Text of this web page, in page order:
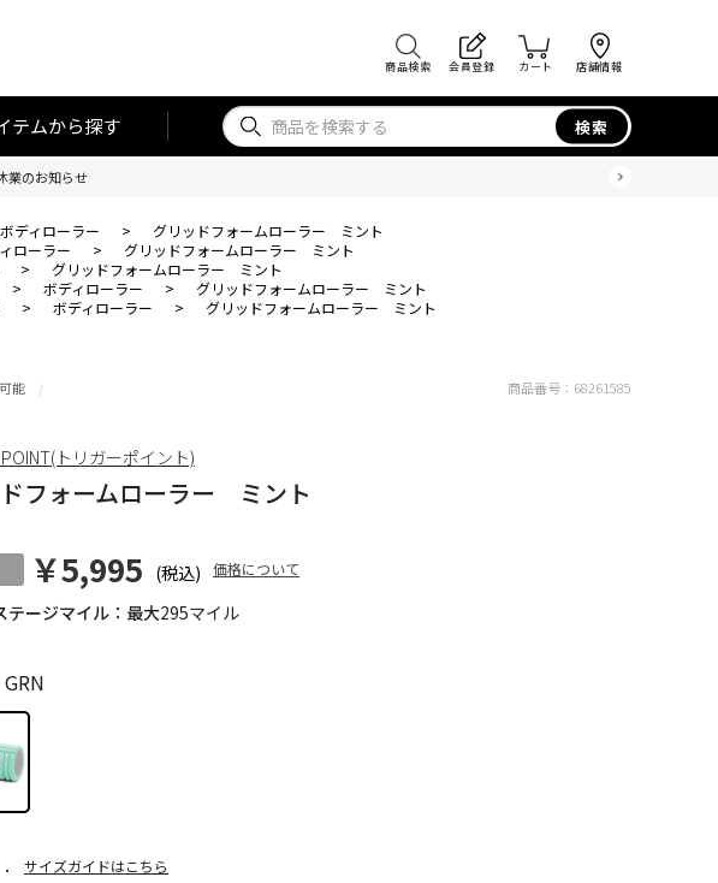
商品検索 会員登録 カート 店舗情報
テムから探す 検索
業のお知らせ
ボディローラー >
グリッドフォームローラー ミント
ローラー >
グリッドフォームローラー ミント
>
グリッドフォームローラー ミント
> ボディローラー >
グリッドフォームローラー ミント
> ボディローラー > グリッドフォームローラー ミント
テージマイル：最大295マイル
能
フォームローラー ミント
￥5,995 (税込) 価格について
サイズガイドはこちら
商品番号： 68261585
POINT(トリガーポイント)